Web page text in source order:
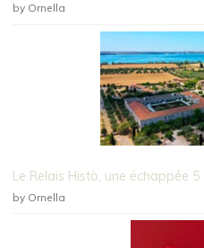
by Ornella
Le Relais Histò, une échappée
by Ornella